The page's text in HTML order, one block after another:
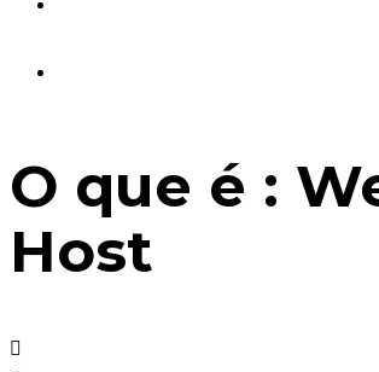
O que é :
Host